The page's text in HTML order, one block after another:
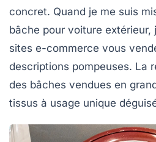
concret. Quand je me suis
bâche pour voiture
sites e-commerce vous
descriptions pompeuses. La
des bâches vendues en
tissus à usage unique